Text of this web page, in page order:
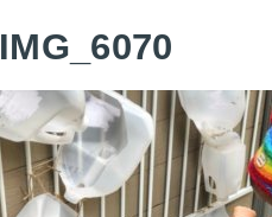
IMG_6070